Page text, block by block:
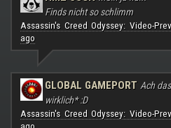
Finds nicht so schlimm
Assassin's Creed Odyssey: Video-
ago
GLOBAL GAMEPORT Ach
wirklich* :D
Assassin's Creed Odyssey: Video-